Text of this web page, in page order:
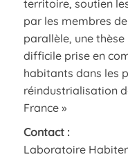
territoire, soutien
par les membres
parallèle, une
difficile prise en
habitants dans les
réindustrialisation
France »
Contact :
Laboratoire Habiter